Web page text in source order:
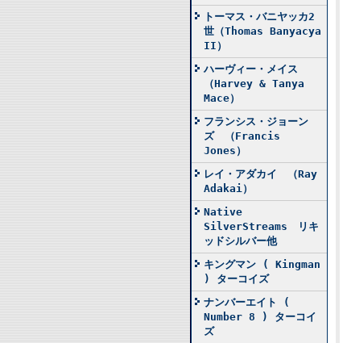
トーマス・バニヤッカ2
世（Thomas Banyacya
II）
ハーヴィー・メイス
（Harvey & Tanya
Mace）
フランシス・ジョーン
ズ （Francis
Jones）
レイ・アダカイ （Ray
Adakai）
Native
SilverStreams リキ
ッドシルバー他
キングマン ( Kingman
) ターコイズ
ナンバーエイト (
Number 8 ) ターコイ
ズ